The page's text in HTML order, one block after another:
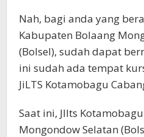
Nah, bagi anda yang
Kabupaten Bolaang
(Bolsel), sudah dapat
ini sudah ada tempat
JiLTS Kotamobagu
Saat ini, JIlts
Mongondow Selatan